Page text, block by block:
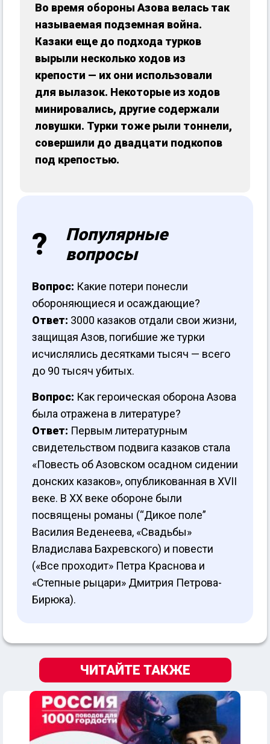
Во время обороны Азова велась так
называемая подземная война.
Казаки еще до подхода турков
вырыли несколько ходов из
крепости — их они использовали
для вылазок. Некоторые из ходов
минировались, другие содержали
ловушки. Турки тоже рыли тоннели,
совершили до двадцати подкопов
под крепостью.
Популярные
вопросы
Вопрос: Какие потери понесли
обороняющиеся и осаждающие?
Ответ: 3000 казаков отдали свои жизни,
защищая Азов, погибшие же турки
исчислялись десятками тысяч — всего
до 90 тысяч убитых.
Вопрос: Как героическая оборона Азова
была отражена в литературе?
Ответ: Первым литературным
свидетельством подвига казаков стала
«Повесть об Азовском осадном сидении
донских казаков», опубликованная в XVII
веке. В XX веке обороне были
посвящены романы (“Дикое поле”
Василия Веденеева, «Свадьбы»
Владислава Бахревского) и повести
(«Все проходит» Петра Краснова и
«Степные рыцари» Дмитрия Петрова-
Бирюка).
ЧИТАЙТЕ ТАКЖЕ